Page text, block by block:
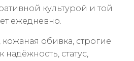
культурой и той
ежедневно.
обивка, строгие
статус,